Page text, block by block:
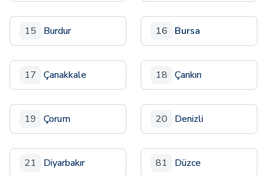
15 Burdur 16 Bursa
17 Çanakkale 18 Çankırı
19 Çorum 20 Denizli
21 Diyarbakır 81 Düzce